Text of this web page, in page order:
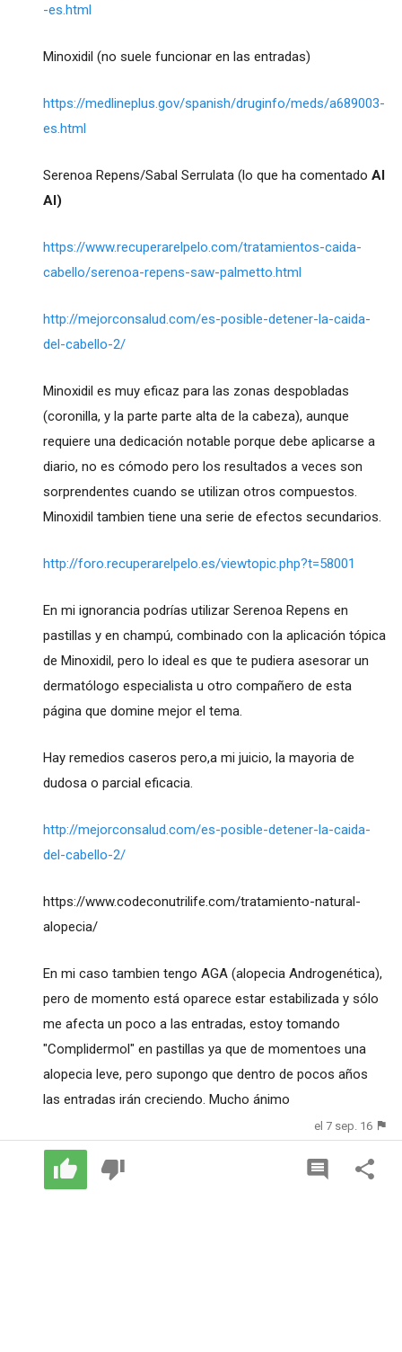
-es.html
Minoxidil (no suele funcionar en las entradas)
https://medlineplus.gov/spanish/druginfo/meds/a689003-
es.html
Serenoa Repens/Sabal Serrulata (lo que ha comentado Al
Al)
https://www.recuperarelpelo.com/tratamientos-caida-
cabello/serenoa-repens-saw-palmetto.html
http://mejorconsalud.com/es-posible-detener-la-caida-
del-cabello-2/
Minoxidil es muy eficaz para las zonas despobladas
(coronilla, y la parte parte alta de la cabeza), aunque
requiere una dedicación notable porque debe aplicarse a
diario, no es cómodo pero los resultados a veces son
sorprendentes cuando se utilizan otros compuestos.
Minoxidil tambien tiene una serie de efectos secundarios.
http://foro.recuperarelpelo.es/viewtopic.php?t=58001
En mi ignorancia podrías utilizar Serenoa Repens en
pastillas y en champú, combinado con la aplicación tópica
de Minoxidil, pero lo ideal es que te pudiera asesorar un
dermatólogo especialista u otro compañero de esta
página que domine mejor el tema.
Hay remedios caseros pero,a mi juicio, la mayoria de
dudosa o parcial eficacia.
http://mejorconsalud.com/es-posible-detener-la-caida-
del-cabello-2/
https://www.codeconutrilife.com/tratamiento-natural-
alopecia/
En mi caso tambien tengo AGA (alopecia Androgenética),
pero de momento está oparece estar estabilizada y sólo
me afecta un poco a las entradas, estoy tomando
"Complidermol" en pastillas ya que de momentoes una
alopecia leve, pero supongo que dentro de pocos años
las entradas irán creciendo. Mucho ánimo
el 7 sep. 16